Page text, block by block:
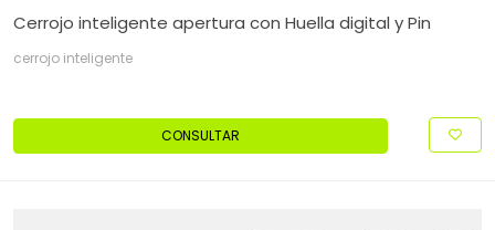
Cerrojo inteligente apertura con Huella digital y Pin
cerrojo inteligente
CONSULTAR